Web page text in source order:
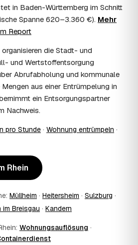
— etwa bei einer
im Rahmen von Sozialhilfe oder
beim zuständigen Amt
schriftlich ein. AWL
Entrümpler, entscheidet aber nicht
Entsorgungsnachweis?
über zugelassene Höfe und
für Vermieter, Nachlassverwaltung
Kunden in Neuenburg am Rhein sind
zum Abschluss vor Ort; den
dem Entrümpler ab.
enthalten?
Verladen, den Transport sowie die
ab — auf Wunsch inklusive
in Baden-Württemberg im Schnitt
Spanne 620–3.360 €). Mehr
Report
die Stadt- und
und Wertstoffentsorgung
Abrufabholung und kommunale
aus einer Entrümpelung in
ein Entsorgungspartner
Nachweis.
pro Stunde · Wohnung entrümpeln ·
Rhein
Müllheim · Heitersheim · Sulzburg ·
im Breisgau · Kandern
Wohnungsauflösung ·